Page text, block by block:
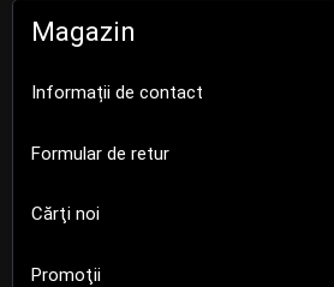
Magazin
Informații de contact
Formular de retur
Cărţi noi
Promoţii